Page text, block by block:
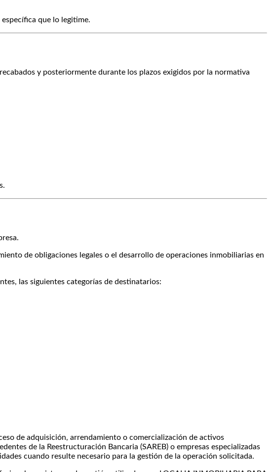
que lo legitime.
y posteriormente durante los plazos exigidos por la normativa
de obligaciones legales o el desarrollo de operaciones inmobiliarias en
las siguientes categorías de destinatarios:
de adquisición, arrendamiento o comercialización de activos
de la Reestructuración Bancaria (SAREB) o empresas especializadas
cuando resulte necesario para la gestión de la operación solicitada.